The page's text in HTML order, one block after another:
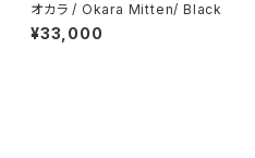
オカラ / Okara Mitten/ Black
¥33,000